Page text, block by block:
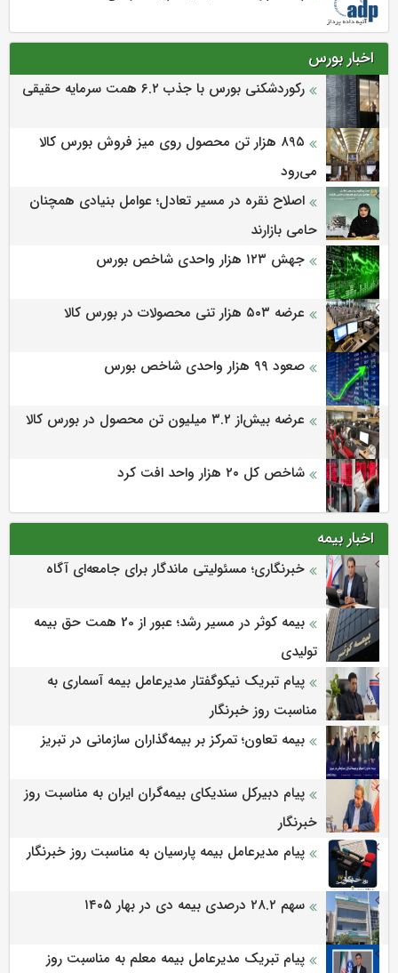
اخبار بورس
رکوردشکنی بورس با جذب ۶.۲ همت سرمایه حقیقی
۸۹۵ هزار تن محصول روی میز فروش بورس کالا
می‌‌رود
اصلاح نقره در مسیر تعادل؛ عوامل بنیادی همچنان
حامی بازارند
جهش ۱۲۳ هزار واحدی شاخص بورس
عرضه ۵۰۳ هزار تنی محصولات در بورس کالا
صعود ۹۹ هزار واحدی شاخص بورس
عرضه بیش‌از ۳.۲ میلیون تن محصول در بورس کالا
شاخص کل ۲۰ هزار واحد افت کرد
اخبار بیمه
خبرنگاری؛ مسئولیتی ماندگار برای جامعه‌ای آگاه
بیمه کوثر در مسیر رشد؛ عبور از 20 همت حق بیمه
تولیدی
پیام تبریک نیکوگفتار مدیرعامل بیمه آسماری به
مناسبت روز خبرنگار
بیمه تعاون؛ تمرکز بر بیمه‌گذاران سازمانی در تبریز
پیام دبیرکل سندیکای بیمه‌گران ایران به مناسبت روز
خبرنگار
پیام مدیرعامل بیمه پارسیان به مناسبت روز خبرنگار
سهم ۲۸.۲ درصدی بیمه دی در بهار ۱۴۰۵
پیام تبریک مدیرعامل بیمه معلم به مناسبت روز